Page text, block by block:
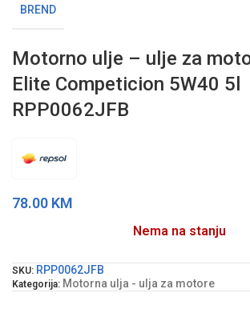
BREND
Motorno ulje – ulje za
Elite Competicion 5W40 5l
RPP0062JFB
78.00 KM
Nema na stanju
SKU: RPP0062JFB
Kategorija: Motorna ulja - ulja za motore